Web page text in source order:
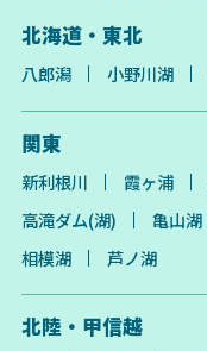
北海道・東北
八郎潟 小野川湖
関東
新利根川 霞ヶ浦
高滝ダム(湖)
亀山湖
相模湖
芦ノ湖
北陸・甲信越